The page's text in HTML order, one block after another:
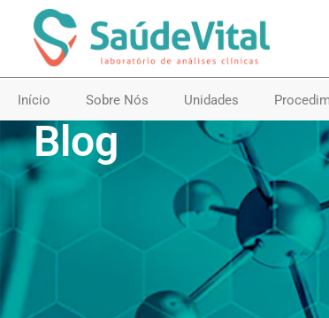
Início Sobre Nós Unidades
Blog